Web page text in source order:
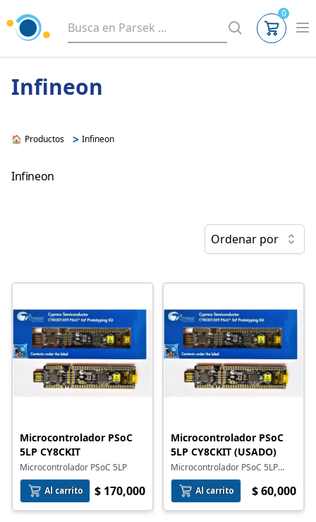
0
Infineon
🏠 Productos > Infineon
Infineon
Ordenar por
Microcontrolador PSoC
5LP CY8CKIT
Microcontrolador PSoC 5LP
Al carrito
$ 170,000
Microcontrolador PSoC
5LP CY8CKIT (USADO)
Microcontrolador PSoC 5LP
CY8CKIT usado. Todas sus
características probadas, 100%
funcional.
Al carrito $ 60,000